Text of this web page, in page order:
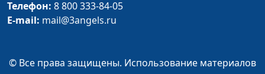
Путь к благополучию. Руслан Ларин, #79
Телефон: 8 800 333-84-05
E-mail: mail@3angels.ru
© Все права защищены. Использование материалов